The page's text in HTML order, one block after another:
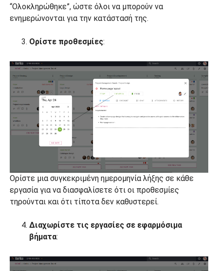
“Ολοκληρώθηκε”, ώστε όλοι να μπορούν να
ενημερώνονται για την κατάστασή της.
Ορίστε προθεσμίες:
Ορίστε μια συγκεκριμένη ημερομηνία λήξης σε κάθε
εργασία για να διασφαλίσετε ότι οι προθεσμίες
τηρούνται και ότι τίποτα δεν καθυστερεί.
Διαχωρίστε τις εργασίες σε εφαρμόσιμα
βήματα: